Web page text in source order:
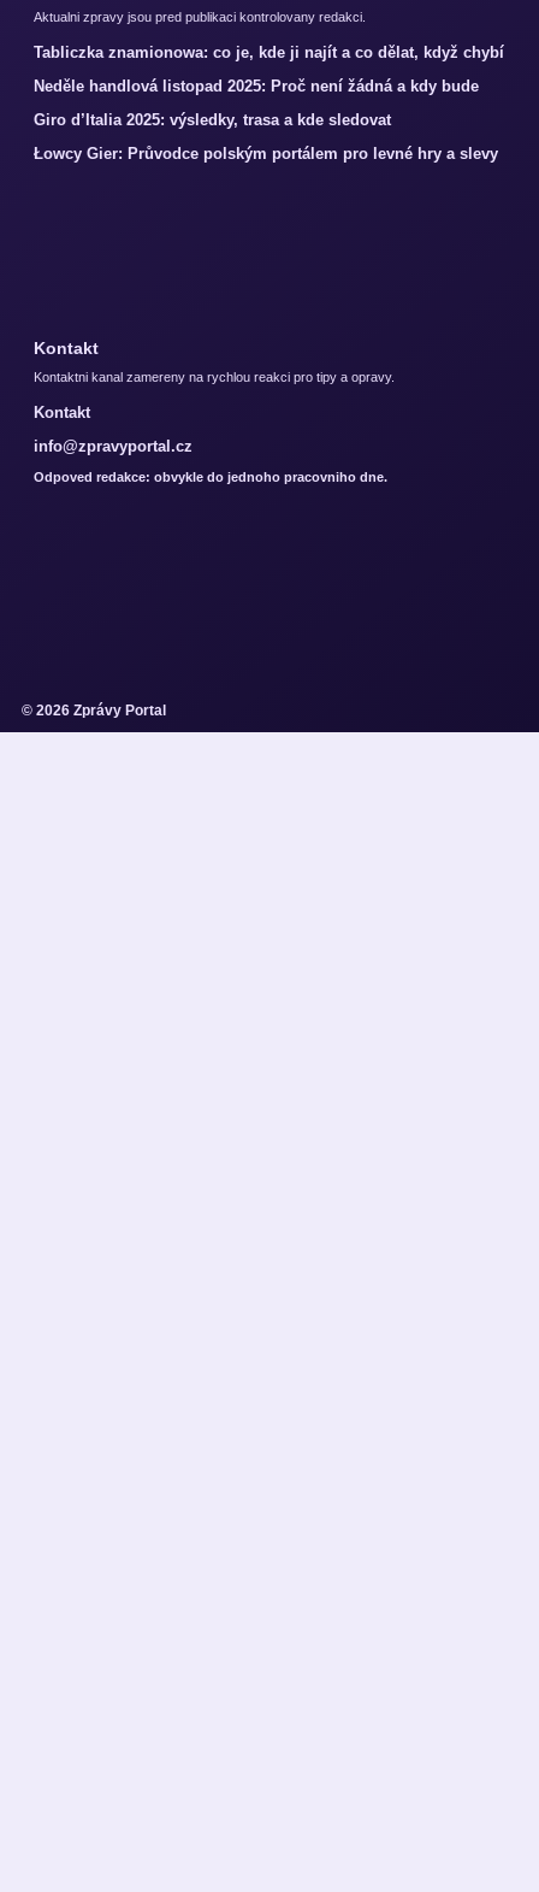
Aktualni zpravy jsou pred publikaci kontrolovany redakci.
Tabliczka znamionowa: co je, kde ji najít a co dělat, když chybí
Neděle handlová listopad 2025: Proč není žádná a kdy bude
Giro d’Italia 2025: výsledky, trasa a kde sledovat
Łowcy Gier: Průvodce polským portálem pro levné hry a slevy
Kontakt
Kontaktni kanal zamereny na rychlou reakci pro tipy a opravy.
Kontakt
info@zpravyportal.cz
Odpoved redakce: obvykle do jednoho pracovniho dne.
© 2026 Zprávy Portal